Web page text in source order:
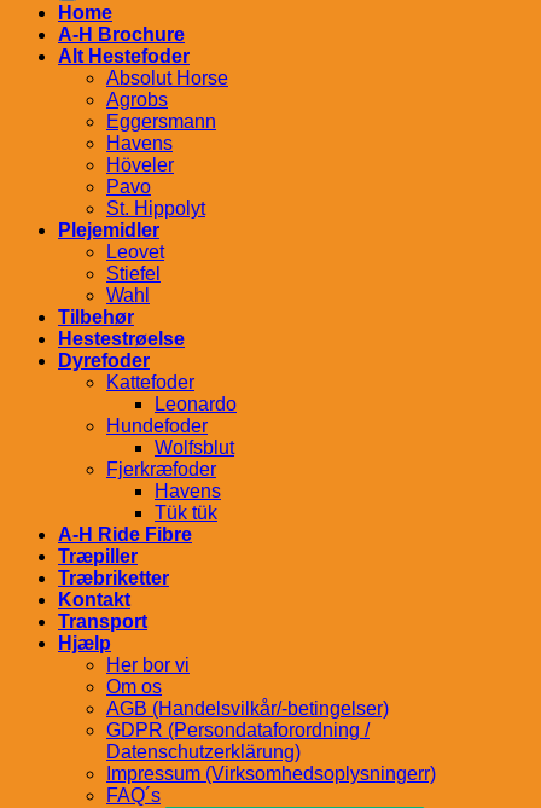
Home
A-H Brochure
Alt Hestefoder
Absolut Horse
Agrobs
Eggersmann
Havens
Höveler
Pavo
St. Hippolyt
Plejemidler
Leovet
Stiefel
Wahl
Tilbehør
Hestestrøelse
Dyrefoder
Kattefoder
Leonardo
Hundefoder
Wolfsblut
Fjerkræfoder
Havens
Tük tük
A-H Ride Fibre
Træpiller
Træbriketter
Kontakt
Transport
Hjælp
Her bor vi
Om os
AGB (Handelsvilkår/-betingelser)
GDPR (Persondataforordning /
Datenschutzerklärung)
Impressum (Virksomhedsoplysningerr)
FAQ´s